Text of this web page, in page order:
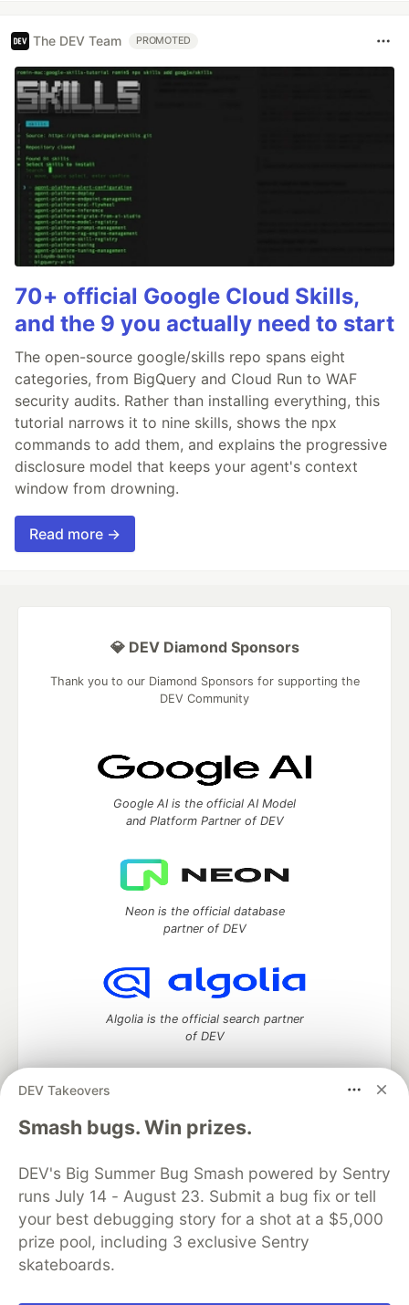
The DEV Team PROMOTED
70+ official Google Cloud Skills,
and the 9 you actually need to start
The open-source google/skills repo spans eight
categories, from BigQuery and Cloud Run to WAF
security audits. Rather than installing everything, this
tutorial narrows it to nine skills, shows the npx
commands to add them, and explains the progressive
disclosure model that keeps your agent's context
window from drowning.
Read more →
DEV Takeovers
Smash bugs. Win prizes.
DEV's Big Summer Bug Smash powered by Sentry
runs July 14 - August 23. Submit a bug fix or tell
your best debugging story for a shot at a $5,000
prize pool, including 3 exclusive Sentry
skateboards.
💎 DEV Diamond Sponsors
Thank you to our Diamond Sponsors for supporting the
DEV Community
Google AI is the official AI Model
and Platform Partner of DEV
Neon is the official database
partner of DEV
Algolia is the official search partner
of DEV
DEV Community— A space to discuss and keep up software
development and manage your software career
DEV Education Tracks
DEV Help
Advertise on DEV
Organization Accounts
DEV Showcase About
Contact
Free Postgres Database
DEV Shop
MLH
Code of Conduct
Privacy Policy
Terms of Use
Built on
Forem open source software that powers
and other inclusive communities.